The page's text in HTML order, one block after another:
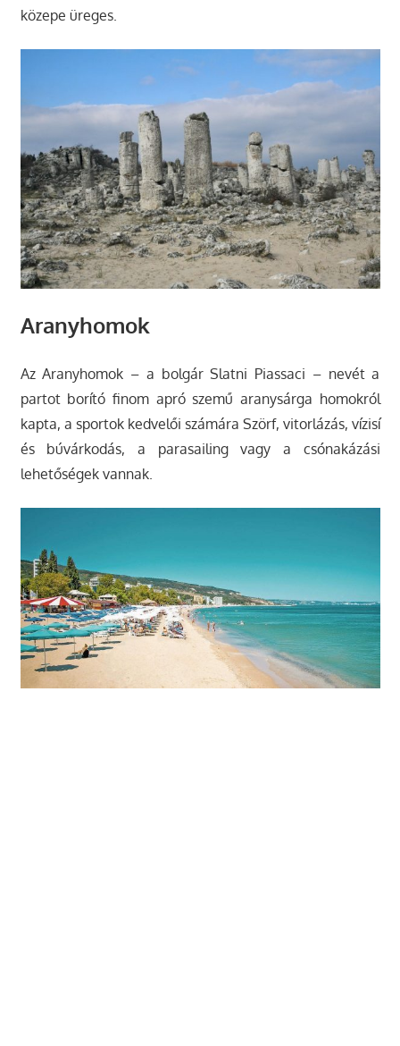
közepe üreges.
Aranyhomok
Az Aranyhomok – a bolgár Slatni Piassaci – nevét a
partot borító finom apró szemű aranysárga homokról
kapta, a sportok kedvelői számára Szörf, vitorlázás, vízisí
és búvárkodás, a parasailing vagy a csónakázási
lehetőségek vannak.